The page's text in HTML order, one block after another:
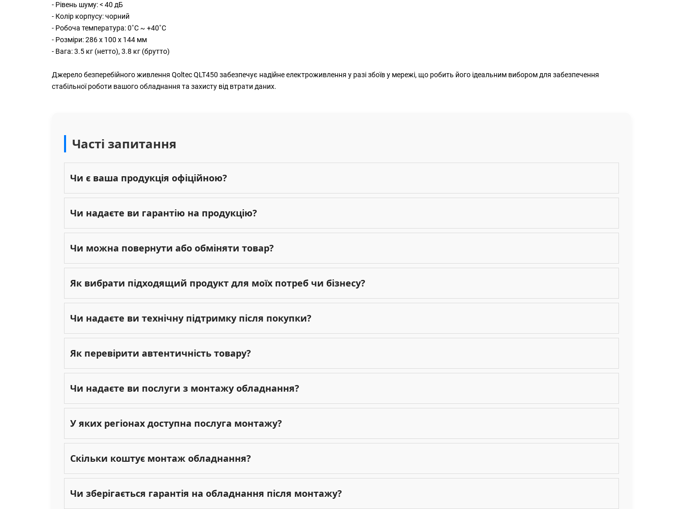
- Рівень шуму: < 40 дБ
- Колір корпусу: чорний
- Робоча температура: 0˚C ~ +40˚C
- Розміри: 286 x 100 x 144 мм
- Вага: 3.5 кг (нетто), 3.8 кг (брутто)
Джерело безперебійного живлення Qoltec QLT450 забезпечує надійне електроживлення у разі збоїв у мережі, що робить його ідеальним вибором для забезпечення
стабільної роботи вашого обладнання та захисту від втрати даних.
Часті запитання
Чи є ваша продукція офіційною?
Чи надаєте ви гарантію на продукцію?
Чи можна повернути або обміняти товар?
Як вибрати підходящий продукт для моїх потреб чи бізнесу?
Чи надаєте ви технічну підтримку після покупки?
Як перевірити автентичність товару?
Чи надаєте ви послуги з монтажу обладнання?
У яких регіонах доступна послуга монтажу?
Скільки коштує монтаж обладнання?
Чи зберігається гарантія на обладнання після монтажу?